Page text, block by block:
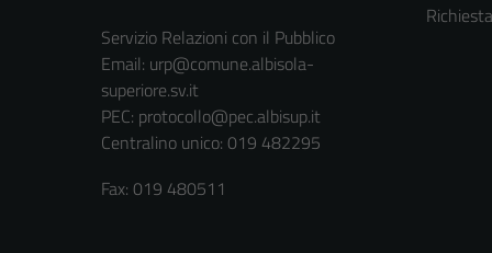
Servizio Relazioni con il Pubblico
Email: urp@comune.albisola-
superiore.sv.it
PEC: protocollo@pec.albisup.it
Centralino unico: 019 482295
Fax: 019 480511